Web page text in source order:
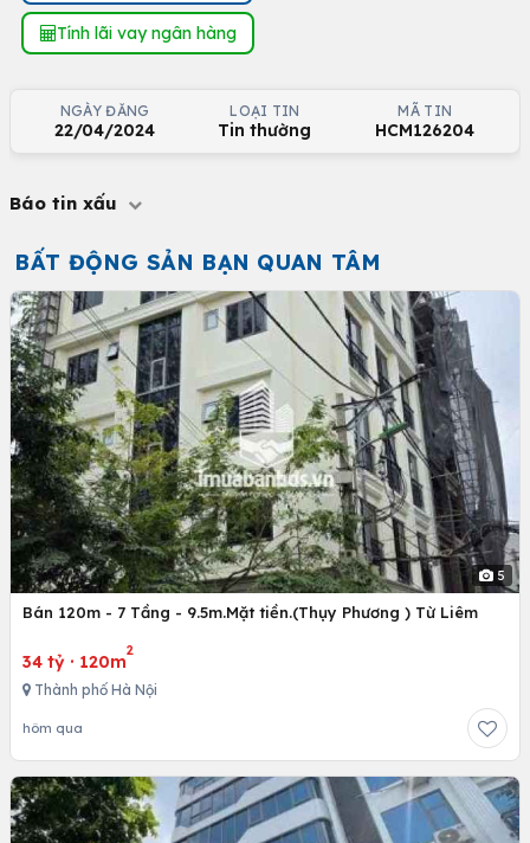
Tính lãi vay ngân hàng
NGÀY ĐĂNG
22/04/2024
LOẠI TIN
Tin thường
MÃ TIN
HCM126204
Báo tin xấu
BẤT ĐỘNG SẢN BẠN QUAN TÂM
5
Bán 120m - 7 Tầng - 9.5m.Mặt tiền.(Thụy Phương ) Từ Liêm
34 tỷ · 120m
2
Thành phố Hà Nội
hôm qua